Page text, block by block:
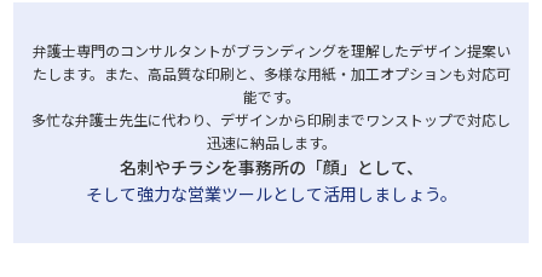
弁護士専門のコンサルタントがブランディングを理解したデザイン提案い
たします。また、高品質な印刷と、多様な用紙・加工オプションも対応可
能です。
多忙な弁護士先生に代わり、デザインから印刷までワンストップで対応し
迅速に納品します。
名刺やチラシを事務所の「顔」として、
そして強力な営業ツールとして活用しましょう。